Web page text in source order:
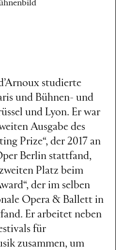
studierte
und Bühnen- und
und Lyon. Er war
Ausgabe des
Prize“, der 2017 an
Berlin stattfand,
Platz beim
der im selben
Opera & Ballett in
Er arbeitet neben
für
zusammen, um